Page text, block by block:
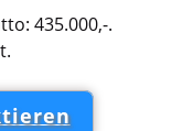
435.000,-.